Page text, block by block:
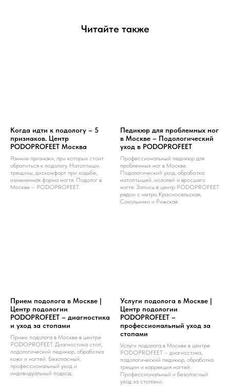
Читайте также
Когда идти к подологу – 5
признаков. Центр
PODOPROFEET Москва
Ранние признаки, при которых стоит
обратиться к подологу. Натоптыши,
трещины, дискомфорт при ходьбе,
измененная форма ногтя. Подолог в
Москве – PODOPROFEET.
Педикюр для проблемных ног
в Москве – Подологический
уход в PODOPROFEET
Профессиональный педикюр для
проблемных ног в Москве.
Подологический уход, обработка
натоптышей, мозолей и вросшего
ногтя. Запись в центр PODOPROFEET
рядом с метро Красносельская,
Сокольники и Рижская.
Прием подолога в Москве |
Центр подологии
PODOPROFEET – диагностика
и уход за стопами
Прием подолога в Москве в центре
PODOPROFEET. Диагностика стоп,
подологический педикюр, обработка
кожи и ногтей. Безопасный,
профессиональный уход и
индивидуальный подход.
Услуги подолога в Москве |
Центр подологии
PODOPROFEET –
профессиональный уход за
стопами
Услуги подолога в Москве в центре
PODOPROFEET – диагностика,
подологический педикюр, обработка
трещин и коррекция ногтей.
Профессиональный и безопасный
уход за стопами.